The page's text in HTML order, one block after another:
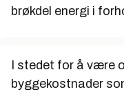
brøkdel energi i
I stedet for å være
byggekostnader